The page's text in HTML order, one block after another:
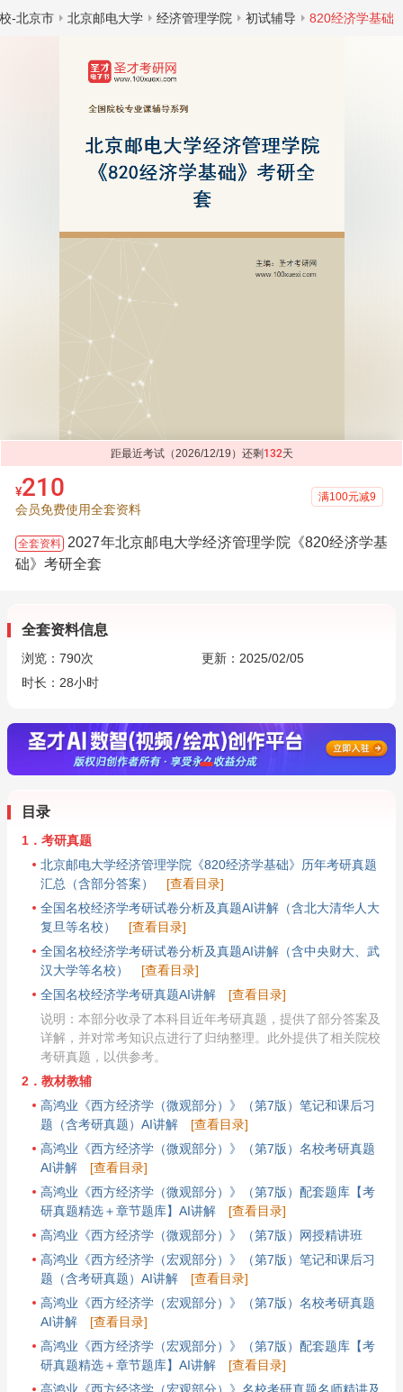
-北京市 北京邮电大学 经济管理学院 初试辅导 820经济学基础
距最近考试（2026/12/19）还剩 132天
¥210
会员免费使用全套资料
满100元减9
全套资料 2027年北京邮电大学经济管理学院《820经济学基
础》考研全套
全套资料信息
浏览： 790次
更新：2025/02/05
时长：28小时
目录
1．考研真题
北京邮电大学经济管理学院《820经济学基础》历年考研真题
汇总（含部分答案）
[查看目录]
全国名校经济学考研试卷分析及真题AI讲解（含北大清华人大
复旦等名校）
[查看目录]
全国名校经济学考研试卷分析及真题AI讲解（含中央财大、武
汉大学等名校）
[查看目录]
全国名校经济学考研真题AI讲解
[查看目录]
说明：本部分收录了本科目近年考研真题，提供了部分答案及
详解，并对常考知识点进行了归纳整理。此外提供了相关院校
考研真题，以供参考。
2．教材教辅
高鸿业《西方经济学（微观部分）》（第7版）笔记和课后习
题（含考研真题）AI讲解
[查看目录]
高鸿业《西方经济学（微观部分）》（第7版）名校考研真题
AI讲解
[查看目录]
高鸿业《西方经济学（微观部分）》（第7版）配套题库【考
研真题精选＋章节题库】AI讲解
[查看目录]
高鸿业《西方经济学（微观部分）》（第7版）网授精讲班
高鸿业《西方经济学（宏观部分）》（第7版）笔记和课后习
题（含考研真题）AI讲解
[查看目录]
高鸿业《西方经济学（宏观部分）》（第7版）名校考研真题
AI讲解
[查看目录]
高鸿业《西方经济学（宏观部分）》（第7版）配套题库【考
研真题精选＋章节题库】AI讲解
[查看目录]
高鸿业《西方经济学（宏观部分）》名校考研真题名师精讲及